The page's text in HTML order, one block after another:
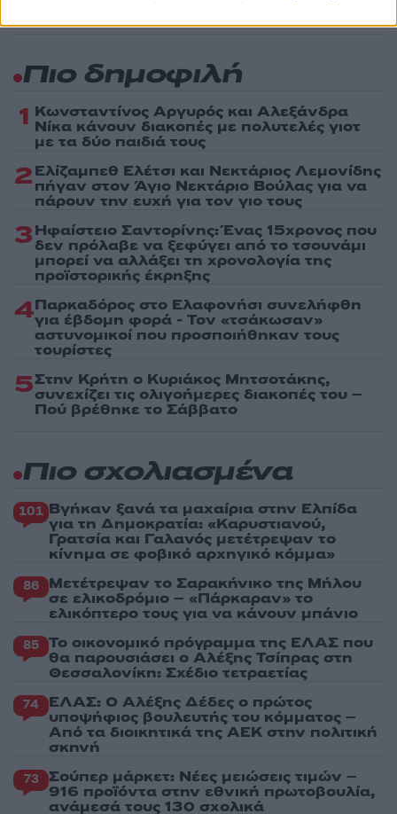
Πιο δημοφιλή
1 Κωνσταντίνος Αργυρός και Αλεξάνδρα
Νίκα κάνουν διακοπές με πολυτελές γιοτ
με τα δύο παιδιά τους
2Ελίζαμπεθ Ελέτσι και Νεκτάριος Λεμονίδης
πήγαν στον Άγιο Νεκτάριο Βούλας για να
πάρουν την ευχή για τον γιο τους
3Ηφαίστειο Σαντορίνης: Ένας 15χρονος που
δεν πρόλαβε να ξεφύγει από το τσουνάμι
μπορεί να αλλάξει τη χρονολογία της
προϊστορικής έκρηξης
4Παρκαδόρος στο Ελαφονήσι συνελήφθη
για έβδομη φορά - Τον «τσάκωσαν»
αστυνομικοί που προσποιήθηκαν τους
τουρίστες
5Στην Κρήτη ο Κυριάκος Μητσοτάκης,
συνεχίζει τις ολιγοήμερες διακοπές του –
Πού βρέθηκε το Σάββατο
Πιο σχολιασμένα
101 Βγήκαν ξανά τα μαχαίρια στην Ελπίδα
για τη Δημοκρατία: «Καρυστιανού,
Γρατσία και Γαλανός μετέτρεψαν το
κίνημα σε φοβικό αρχηγικό κόμμα»
86 Μετέτρεψαν το Σαρακήνικο της Μήλου
σε ελικοδρόμιο – «Πάρκαραν» το
ελικόπτερο τους για να κάνουν μπάνιο
85 Το οικονομικό πρόγραμμα της ΕΛΑΣ που
θα παρουσιάσει ο Αλέξης Τσίπρας στη
Θεσσαλονίκη: Σχέδιο τετραετίας
74 ΕΛΑΣ: Ο Αλέξης Δέδες ο πρώτος
υποψήφιος βουλευτής του κόμματος –
Από τα διοικητικά της ΑΕΚ στην πολιτική
σκηνή
73 Σούπερ μάρκετ: Νέες μειώσεις τιμών –
916 προϊόντα στην εθνική πρωτοβουλία,
ανάμεσά τους 130 σχολικά